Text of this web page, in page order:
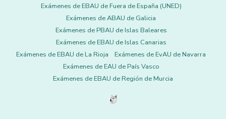
Exámenes de EBAU de Fuera de España (UNED)
Exámenes de ABAU de Galicia
Exámenes de PBAU de Islas Baleares
Exámenes de EBAU de Islas Canarias
Exámenes de EBAU de La Rioja
Exámenes de EvAU de Navarra
Exámenes de EAU de País Vasco
Exámenes de EBAU de Región de Murcia